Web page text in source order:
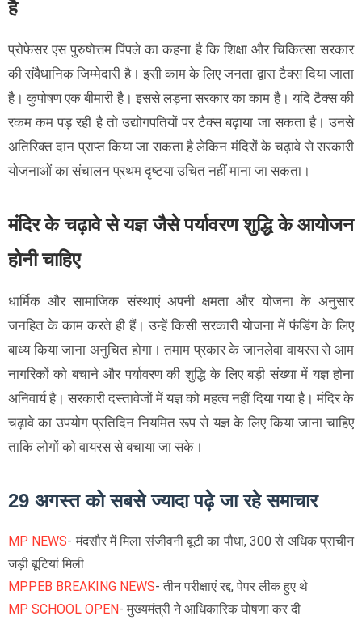
है
प्रोफेसर एस पुरुषोत्तम पिंपले का कहना है कि शिक्षा और चिकित्सा सरकार
की संवैधानिक जिम्मेदारी है। इसी काम के लिए जनता द्वारा टैक्स दिया जाता
है। कुपोषण एक बीमारी है। इससे लड़ना सरकार का काम है। यदि टैक्स की
रकम कम पड़ रही है तो उद्योगपतियों पर टैक्स बढ़ाया जा सकता है। उनसे
अतिरिक्त दान प्राप्त किया जा सकता है लेकिन मंदिरों के चढ़ावे से सरकारी
योजनाओं का संचालन प्रथम दृष्टया उचित नहीं माना जा सकता।
मंदिर के चढ़ावे से यज्ञ जैसे पर्यावरण शुद्धि के आयोजन
होनी चाहिए
धार्मिक और सामाजिक संस्थाएं अपनी क्षमता और योजना के अनुसार
जनहित के काम करते ही हैं। उन्हें किसी सरकारी योजना में फंडिंग के लिए
बाध्य किया जाना अनुचित होगा। तमाम प्रकार के जानलेवा वायरस से आम
नागरिकों को बचाने और पर्यावरण की शुद्धि के लिए बड़ी संख्या में यज्ञ होना
अनिवार्य है। सरकारी दस्तावेजों में यज्ञ को महत्व नहीं दिया गया है। मंदिर के
चढ़ावे का उपयोग प्रतिदिन नियमित रूप से यज्ञ के लिए किया जाना चाहिए
ताकि लोगों को वायरस से बचाया जा सके।
29 अगस्त को सबसे ज्यादा पढ़े जा रहे समाचार
MP NEWS- मंदसौर में मिला संजीवनी बूटी का पौधा, 300 से अधिक प्राचीन
जड़ी बूटियां मिली
MPPEB BREAKING NEWS- तीन परीक्षाएं रद्द, पेपर लीक हुए थे
MP SCHOOL OPEN- मुख्यमंत्री ने आधिकारिक घोषणा कर दी